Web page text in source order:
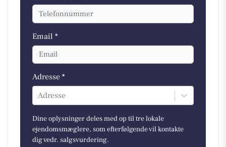
Email *
Adresse *
Adresse
Dine oplysninger deles med op til tre lokale
ejendomsmæglere, som efterfølgende vil kontakte
dig vedr. salgsvurdering.